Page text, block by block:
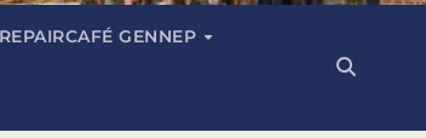
REPAIRCAFÉ GENNEP